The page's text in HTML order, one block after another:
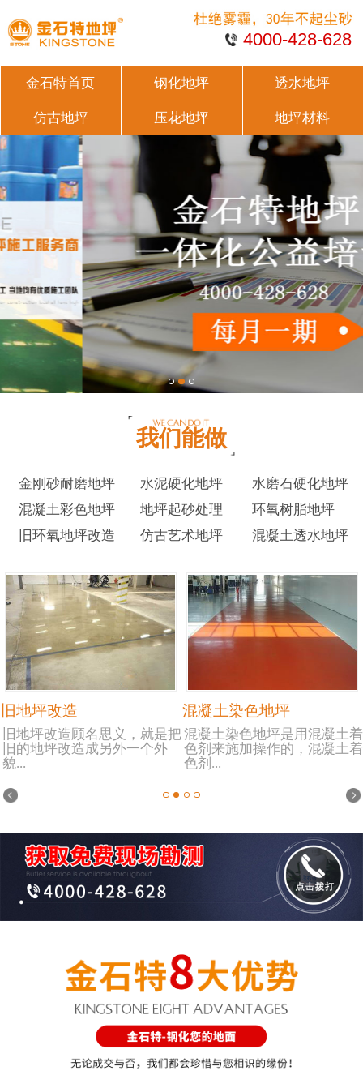
4000-428-628
金石特首页 钢化地坪 透水地坪
仿古地坪 压花地坪 地坪材料
我们能做
金刚砂耐磨地坪 水泥硬化地坪
水磨石硬化地坪
混凝土彩色地坪
地坪起砂处理
环氧树脂地坪
旧环氧地坪改造
仿古艺术地坪 混凝土透水地坪
旧地坪改造
旧地坪改造顾名思义，就是把
旧的地坪改造成另外一个外
貌...
混凝土染色地坪
混凝土染色地坪是用混凝土着
色剂来施加操作的，混凝土着
色剂...